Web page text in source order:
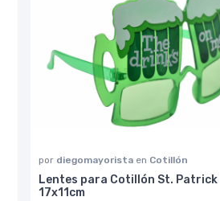
por diegomayorista en Cotillón
Lentes para Cotillón St. Patrick
17x11cm